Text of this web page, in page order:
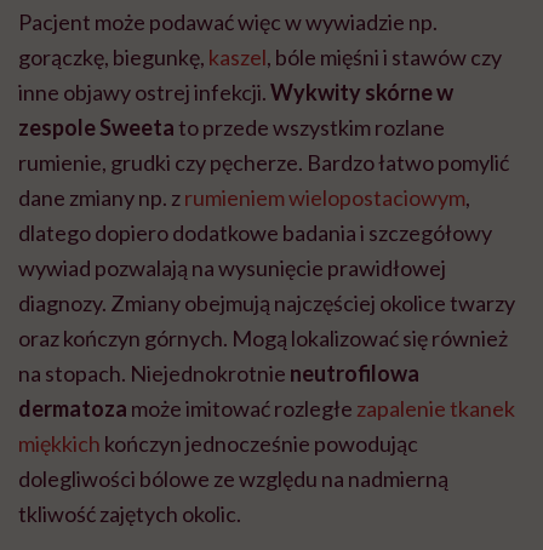
Pacjent może podawać więc w wywiadzie np.
gorączkę, biegunkę, kaszel, bóle mięśni i stawów czy
inne objawy ostrej infekcji.Wykwity skórne w
zespole Sweetato przede wszystkim rozlane
rumienie, grudki czy pęcherze. Bardzo łatwo pomylić
dane zmiany np. zrumieniem wielopostaciowym,
dlatego dopiero dodatkowe badania i szczegółowy
wywiad pozwalają na wysunięcie prawidłowej
diagnozy. Zmiany obejmują najczęściej okolice twarzy
oraz kończyn górnych. Mogą lokalizować się również
na stopach. Niejednokrotnie neutrofilowa
dermatoza może imitować rozległe zapalenie tkanek
miękkich kończyn jednocześnie powodując
dolegliwości bólowe ze względu na nadmierną
tkliwość zajętych okolic.